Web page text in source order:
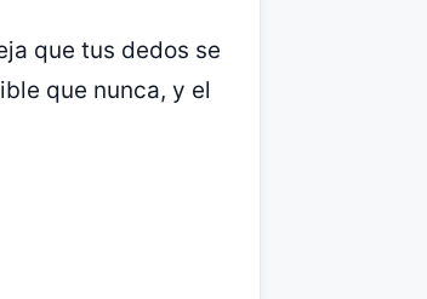
que tus dedos se
que nunca, y el